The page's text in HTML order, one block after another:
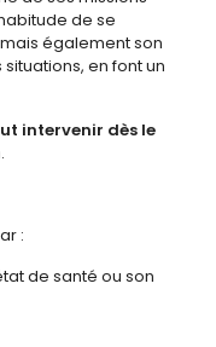
de se
également son
en font un
intervenir dès le
.
:
de santé ou son